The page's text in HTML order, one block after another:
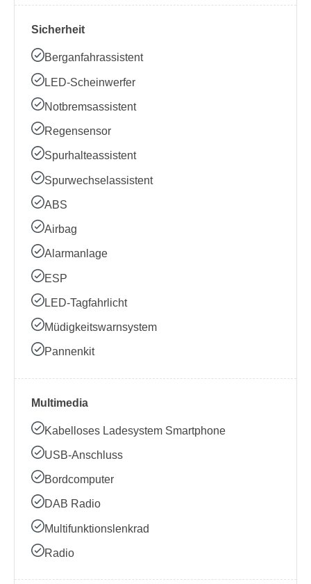
Sicherheit
Berganfahrassistent
LED-Scheinwerfer
Notbremsassistent
Regensensor
Spurhalteassistent
Spurwechselassistent
ABS
Airbag
Alarmanlage
ESP
LED-Tagfahrlicht
Müdigkeitswarnsystem
Pannenkit
Multimedia
Kabelloses Ladesystem Smartphone
USB-Anschluss
Bordcomputer
DAB Radio
Multifunktionslenkrad
Radio